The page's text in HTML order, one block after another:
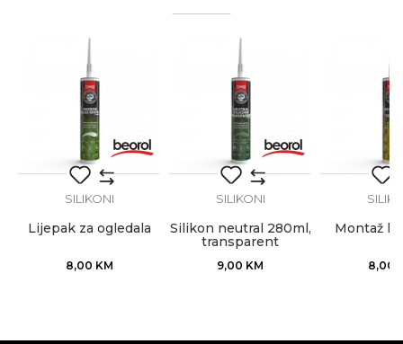
Namjena
Univerzalni silikon
Pakovanje
Električari, Hobby, Keramičari,
Moleri i farbari, Monteri, Parketari,
Stolari, Vodoinstalateri
POŠALJI
SILIKONI
Lijepak za ogledala
8,00 KM
SILIKONI
Silikon neutral 280ml,
transparent
9,00 KM
Montaž
8,00